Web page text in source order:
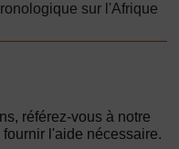
sur l'Afrique
référez-vous à notre
l'aide nécessaire.